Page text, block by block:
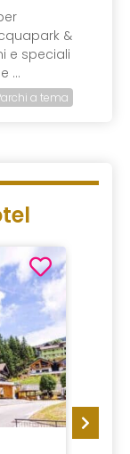
&
e speciali
...
a tema
HOTEL